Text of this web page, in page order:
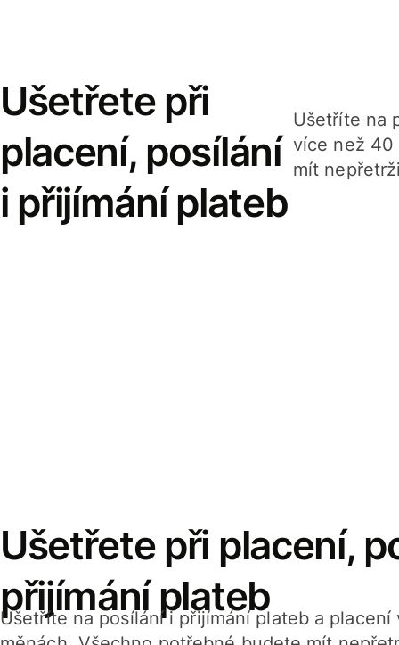
Ušetřete při
placení, posílání
i přijímání plateb
Ušetříte na
více než 40
mít
Ušetřete při placení,
přijímání plateb
Ušetříte na posílání i přijímání plateb a